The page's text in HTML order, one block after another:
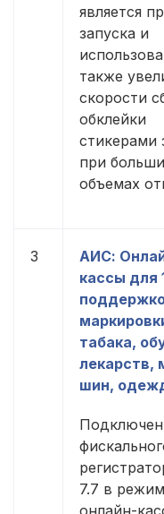
является
запуска и
также
скорости
обклейки
стикерами
при
объемах
3
АИС:
кассы для
табака,
лекарств,
шин,
7.7 в
онлайн-